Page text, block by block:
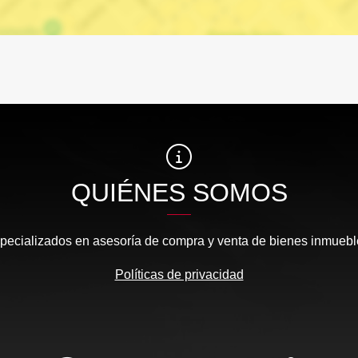
QUIÉNES SOMOS
en asesoría de compra y venta de bienes
Políticas de privacidad